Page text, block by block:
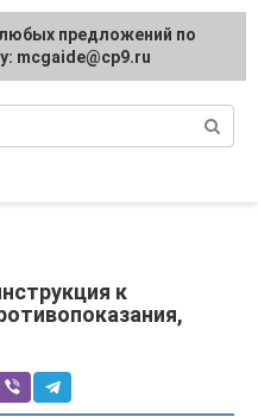
к
предложений по
mcgaide@cp9.ru